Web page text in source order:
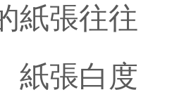
紙張往往
紙張白度